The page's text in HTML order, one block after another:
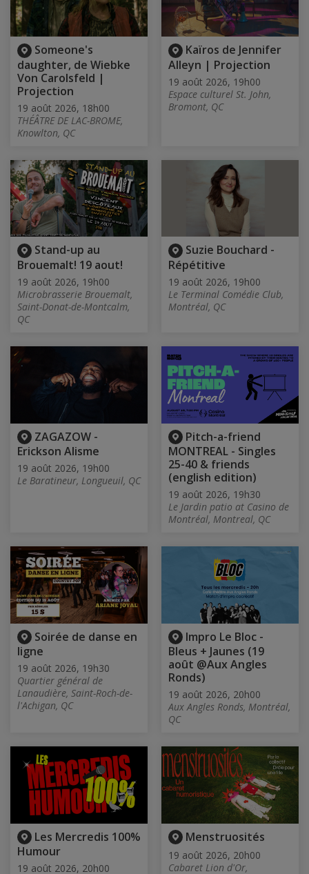
Someone's
daughter, de Wiebke
Von Carolsfeld |
Projection
19 août 2026, 18h00
THÉÂTRE DE LAC-BROME,
Knowlton, QC
Kaïros de Jennifer
Alleyn | Projection
19 août 2026, 19h00
Espace culturel St. John,
Bromont, QC
Stand-up au
Brouemalt! 19 aout!
19 août 2026, 19h00
Microbrasserie Brouemalt,
Saint-Donat-de-Montcalm,
QC
Suzie Bouchard -
Répétitive
19 août 2026, 19h00
Le Terminal Comédie Club,
Montréal, QC
ZAGAZOW -
Erickson Alisme
19 août 2026, 19h00
Le Baratineur, Longueuil, QC
Pitch-a-friend
MONTREAL - Singles
25-40 & friends
(english edition)
19 août 2026, 19h30
Le Jardin patio at Casino de
Montréal, Montreal, QC
Soirée de danse en
ligne
19 août 2026, 19h30
Quartier général de
Lanaudière, Saint-Roch-de-
l'Achigan, QC
Impro Le Bloc -
Bleus + Jaunes (19
août @Aux Angles
Ronds)
19 août 2026, 20h00
Aux Angles Ronds, Montréal,
QC
Les Mercredis 100%
Humour
19 août 2026, 20h00
Menstruosités
19 août 2026, 20h00
Cabaret Lion d'Or,